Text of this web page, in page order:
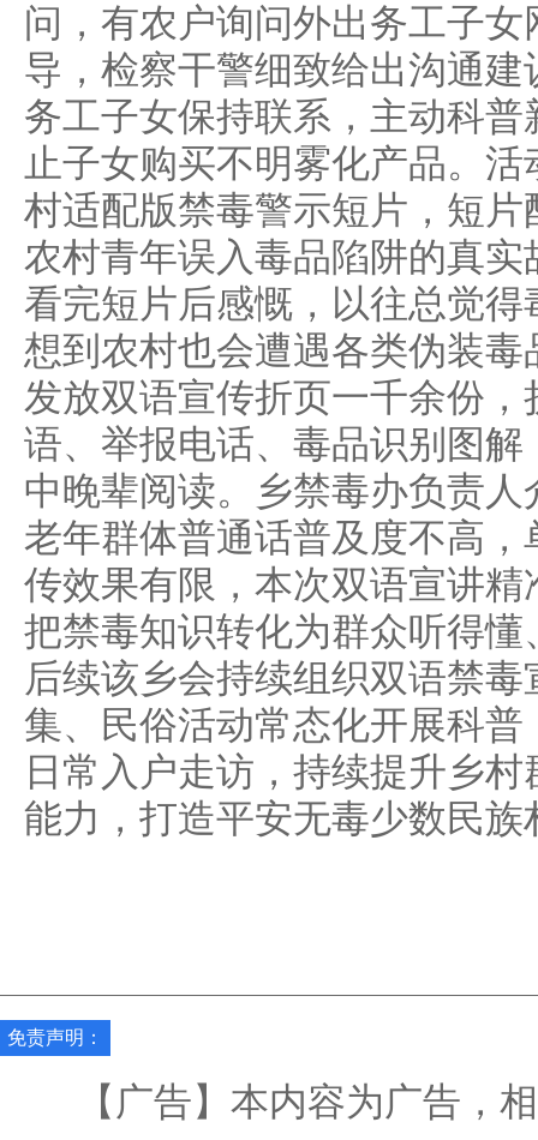
问，有农户询问外出务工子
导，检察干警细致给出沟通
务工子女保持联系，主动科
止子女购买不明雾化产品。
村适配版禁毒警示短片，短
农村青年误入毒品陷阱的真
看完短片后感慨，以往总觉
想到农村也会遭遇各类伪装
发放双语宣传折页一千余份
语、举报电话、毒品识别图
中晚辈阅读。乡禁毒办负责
老年群体普通话普及度不高
传效果有限，本次双语宣讲
把禁毒知识转化为群众听得
后续该乡会持续组织双语禁
集、民俗活动常态化开展科
日常入户走访，持续提升乡
能力，打造平安无毒少数民族
免责声明：
【广告】本内容为广告，相